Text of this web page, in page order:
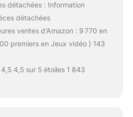
détachées : Information
détachées
ventes d’Amazon : 9 770 en
premiers en Jeux vidéo ) 143
4,5 sur 5 étoiles 1 843